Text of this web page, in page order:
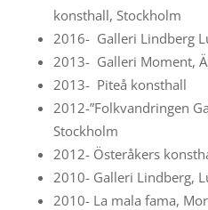
konsthall, Stockholm
2016- Galleri Lindberg
2013- Galleri Moment,
2013- Piteå konsthall
2012-”Folkvandringen
Stockholm
2012- Österåkers
2010- Galleri Lindberg,
2010- La mala fama,